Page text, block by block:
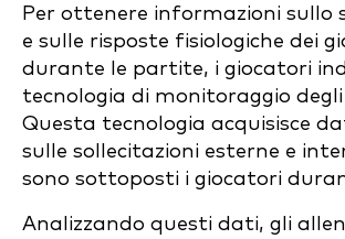
Per ottenere informazioni sullo
e sulle risposte fisiologiche dei
durante le partite, i giocatori
tecnologia di monitoraggio
Questa tecnologia acquisisce
sulle sollecitazioni esterne e
sono sottoposti i giocatori
Analizzando questi dati, gli